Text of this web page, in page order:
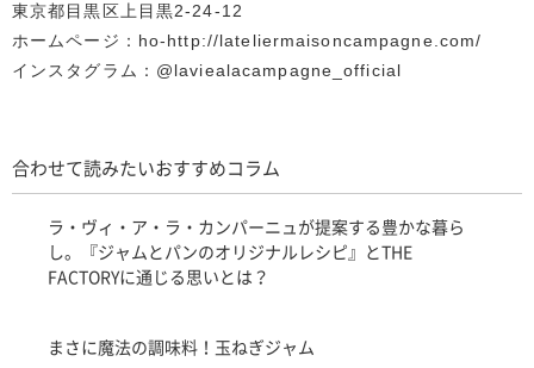
東京都目黒区上目黒2-24-12
ホームページ：ho-http://lateliermaisoncampagne.com/
インスタグラム：@laviealacampagne_official
合わせて読みたいおすすめコラム
ラ・ヴィ・ア・ラ・カンパーニュが提案する豊かな暮ら
し。『ジャムとパンのオリジナルレシピ』とTHE
FACTORYに通じる思いとは？
まさに魔法の調味料！玉ねぎジャム